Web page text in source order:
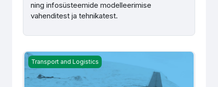
ning infosüsteemide modelleerimise
vahenditest ja tehnikatest.
Logistika ja kaubaveo alused. Veoseohutus - J. Krull
Transport and Logistics